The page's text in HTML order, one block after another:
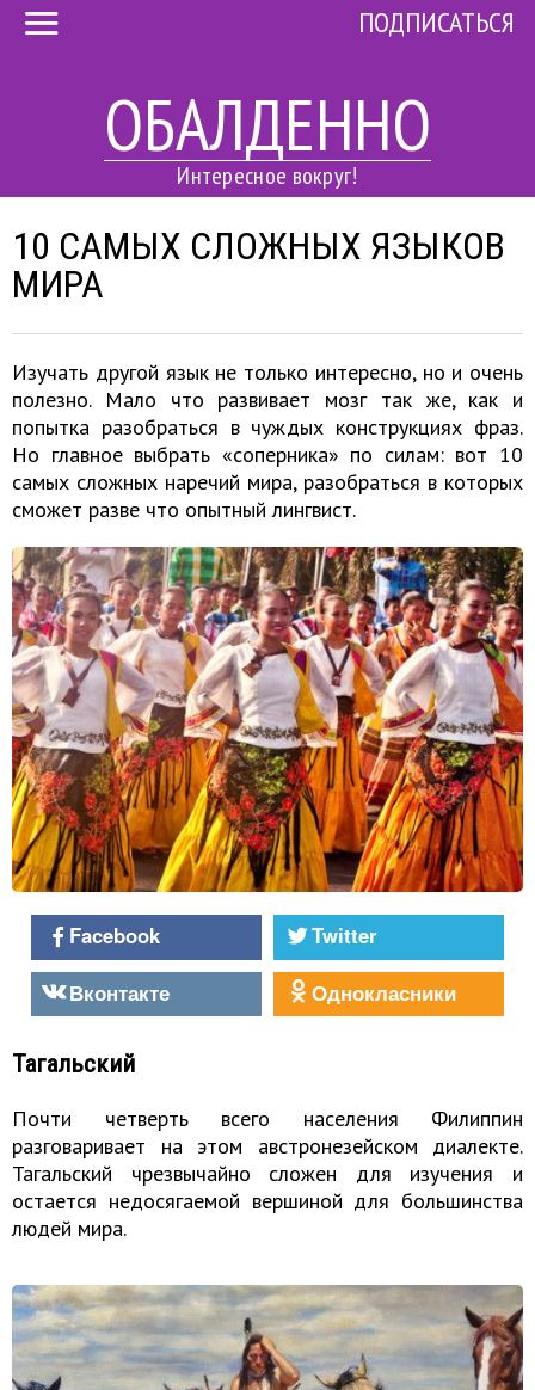
ОБАЛДЕННО
Интересное вокруг!
ПОДПИСАТЬСЯ
10 САМЫХ СЛОЖНЫХ ЯЗЫКОВ
МИРА
Изучать другой язык не только интересно, но и очень
полезно. Мало что развивает мозг так же, как и
попытка разобраться в чуждых конструкциях фраз.
Но главное выбрать «соперника» по силам: вот 10
самых сложных наречий мира, разобраться в которых
сможет разве что опытный лингвист.
Facebook
Twitter
Вконтакте
Однокласники
Тагальский
Почти четверть всего населения Филиппин
разговаривает на этом австронезейском диалекте.
Тагальский чрезвычайно сложен для изучения и
остается недосягаемой вершиной для большинства
людей мира.